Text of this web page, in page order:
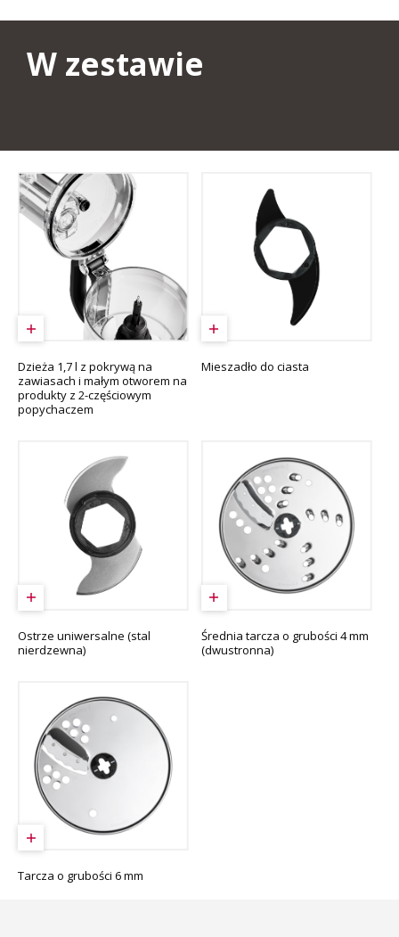
W zestawie
Dzieża 1,7 l z pokrywą na
zawiasach i małym otworem na
produkty z 2-częściowym
popychaczem
Mieszadło do ciasta
Ostrze uniwersalne (stal
nierdzewna)
Średnia tarcza o grubości 4 mm
(dwustronna)
Tarcza o grubości 6 mm